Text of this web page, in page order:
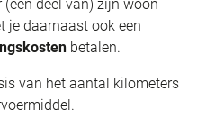
deel van) zijn woon-
je daarnaast ook een
betalen.
van het aantal kilometers